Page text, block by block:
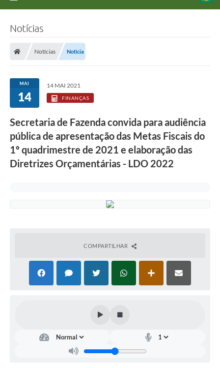
Licitações
Transparência
Concursos e Processos Seletivos
Inclusão e Acessibilidade
Tributos Online
Transporte Coletivo Municipal (Horários e
Defesa Civil
Poupatempo
Notícias
Notícias Notícia
MAI
14
14 MAI 2021
FINANÇAS
Secretaria de Fazenda convida para audiência
pública de apresentação das Metas Fiscais do
1º quadrimestre de 2021 e elaboração das
Diretrizes Orçamentárias - LDO 2022
COMPARTILHAR